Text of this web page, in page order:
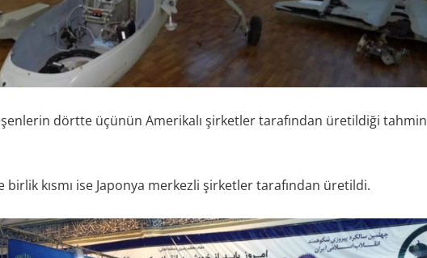
dörtte üçünün Amerikalı şirketler tarafından üretildiği tahmin
kısmı ise Japonya merkezli şirketler tarafından üretildi.